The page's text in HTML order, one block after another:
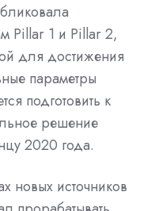
Pillar 1 и Pillar 2,
для достижения
параметры
подготовить к
решение
2020 года.
новых источников